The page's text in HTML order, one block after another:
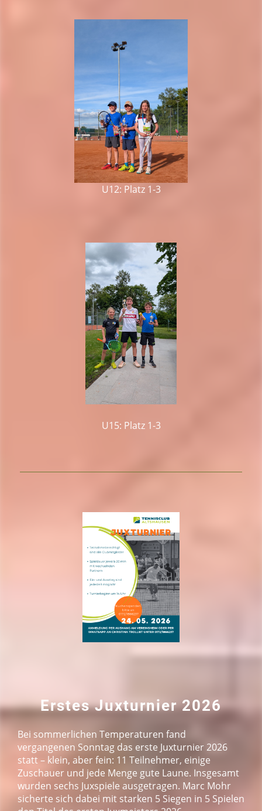
U12: Platz 1-3
U15: Platz 1-3
Erstes Juxturnier 2026
Bei sommerlichen Temperaturen fand
vergangenen Sonntag das erste Juxturnier 2026
statt – klein, aber fein: 11 Teilnehmer, einige
Zuschauer und jede Menge gute Laune. Insgesamt
wurden sechs Juxspiele ausgetragen. Marc Mohr
sicherte sich dabei mit starken 5 Siegen in 5 Spielen